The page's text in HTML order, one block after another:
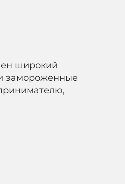
широкий
замороженные